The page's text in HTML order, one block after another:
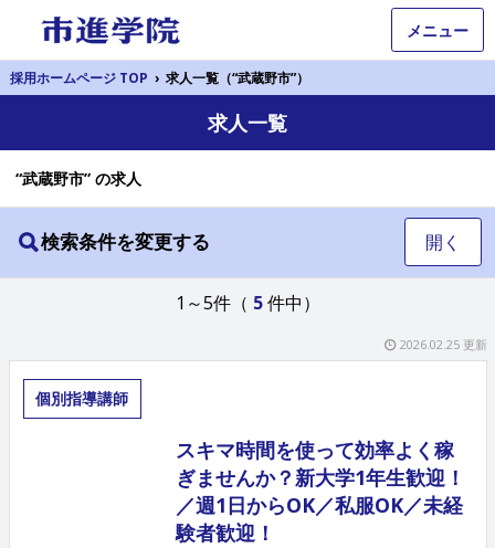
メニュー
採用ホームページ TOP › 求人一覧（“武蔵野市”）
求人一覧
“武蔵野市” の求人
検索条件を変更する 開く
1～5件（ 5 件中）
2026.02.25 更新
個別指導講師
スキマ時間を使って効率よく稼
ぎませんか？新大学1年生歓迎！
／週1日からOK／私服OK／未経
験者歓迎！